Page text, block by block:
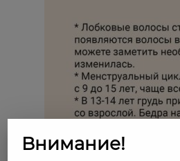
Внимание!